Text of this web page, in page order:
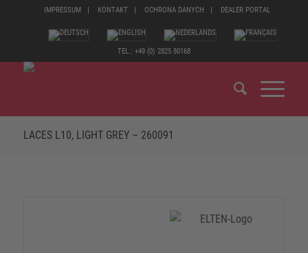
IMPRESSUM KONTAKT OCHRONA DANYCH DEALER PORTAL
TEL.: +49 (0) 2825 80168
LACES L10, LIGHT GREY – 260091